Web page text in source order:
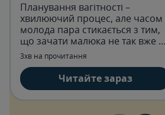
Планування вагітності –
хвилюючий процес, але часом
молода пара стикається з тим,
що зачати малюка не так вже й
просто, а період планування
затягується на місяці.
3хв на прочитання
Читайте зараз